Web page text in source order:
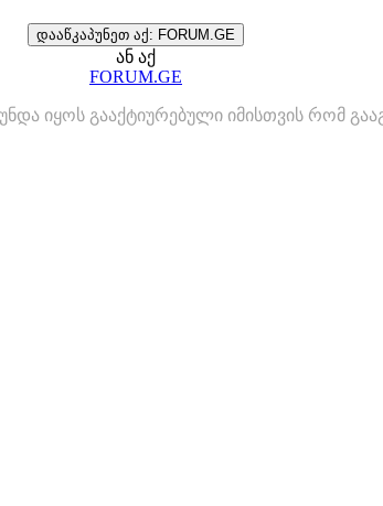
დააწკაპუნეთ აქ: FORUM.GE
ან აქ
FORUM.GE
იყოს გააქტიურებული იმისთვის რომ